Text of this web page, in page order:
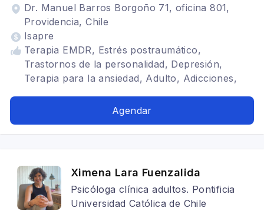
Dr. Manuel Barros Borgoño 71, oficina 801,
Providencia, Chile
Isapre
Terapia EMDR, Estrés postraumático,
Trastornos de la personalidad, Depresión,
Terapia para la ansiedad, Adulto, Adicciones,
Tratamientos para fobia social, Bipolaridad,
Agendar
Ximena Lara Fuenzalida
Psicóloga clínica adultos. Pontificia
Universidad Católica de Chile